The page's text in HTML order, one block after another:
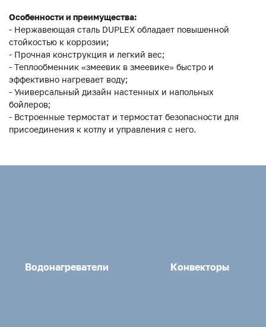
Особенности и преимущества:
- Нержавеющая сталь DUPLEX обладает повышенной
стойкостью к коррозии;
- Прочная конструкция и легкий вес;
- Теплообменник «змеевик в змеевике» быстро и
эффективно нагревает воду;
- Универсальный дизайн настенных и напольных
бойлеров;
- Встроенные термостат и термостат безопасности для
присоединения к котлу и управления с него.
Водонагреватели Конвекторы